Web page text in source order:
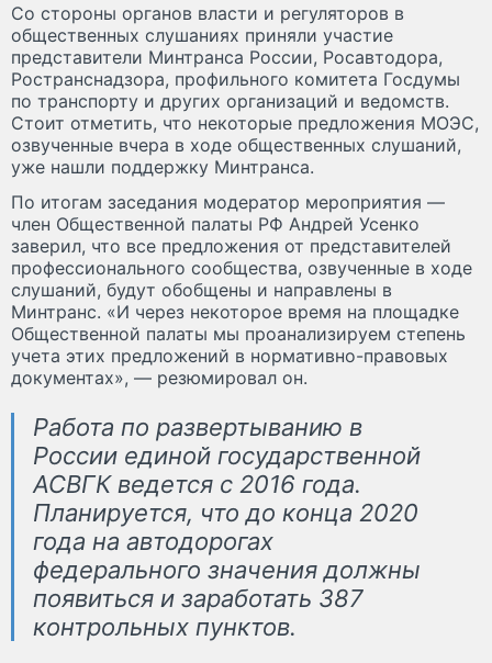
Со стороны органов власти и регуляторов в
общественных слушаниях приняли участие
представители Минтранса России, Росавтодора,
Ространснадзора, профильного комитета Госдумы
по транспорту и других организаций и ведомств.
Стоит отметить, что некоторые предложения МОЭС,
озвученные вчера в ходе общественных слушаний,
уже нашли поддержку Минтранса.
По итогам заседания модератор мероприятия —
член Общественной палаты РФ Андрей Усенко
заверил, что все предложения от представителей
профессионального сообщества, озвученные в ходе
слушаний, будут обобщены и направлены в
Минтранс. «И через некоторое время на площадке
Общественной палаты мы проанализируем степень
учета этих предложений в нормативно-правовых
документах», — резюмировал он.
Работа по развертыванию в
России единой государственной
АСВГК ведется с 2016 года.
Планируется, что до конца 2020
года на автодорогах
федерального значения должны
появиться и заработать 387
контрольных пунктов.